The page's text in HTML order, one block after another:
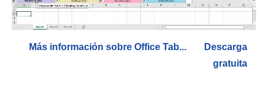
Más información sobre Office Tab...
Descarga
gratuita